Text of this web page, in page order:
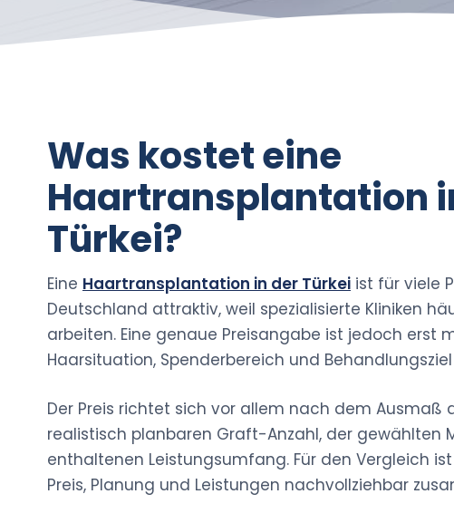
Was kostet eine
Haartransplantation
Türkei?
Eine Haartransplantation in der Türkei ist für viele
Deutschland attraktiv, weil spezialisierte Kliniken
arbeiten. Eine genaue Preisangabe ist jedoch erst
Haarsituation, Spenderbereich und
Der Preis richtet sich vor allem nach dem Ausmaß
realistisch planbaren Graft-Anzahl, der gewählten
enthaltenen Leistungsumfang. Für den Vergleich
Preis, Planung und Leistungen nachvollziehbar